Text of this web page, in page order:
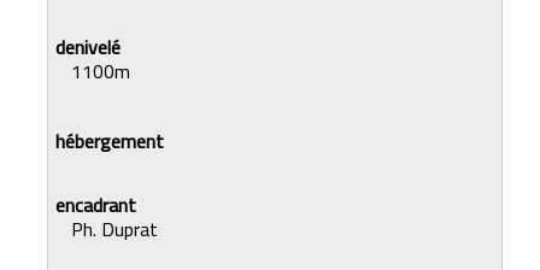
1100m
Ph. Duprat